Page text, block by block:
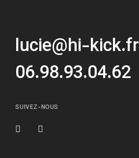
lucie@hi-kick.fr
06.98.93.04.62
SUIVEZ-NOUS